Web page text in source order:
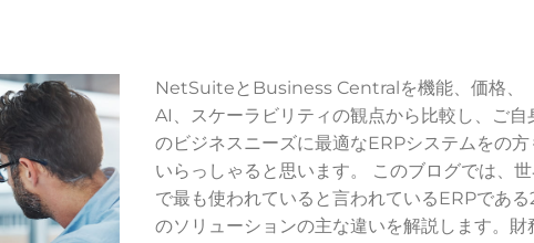
NetSuiteとBusiness Centralを機能、価格、
AI、スケーラビリティの観点から比較し、ご自
のビジネスニーズに最適なERPシステムをの方
いらっしゃると思います。 このブログでは、
で最も使われていると言われているERPである
のソリューションの主な違いを解説します。財